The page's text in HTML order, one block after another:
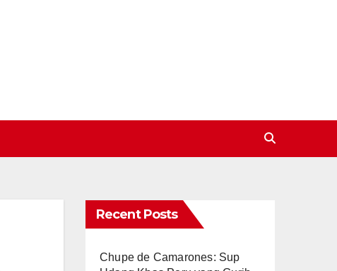
Recent Posts
Chupe de Camarones: Sup